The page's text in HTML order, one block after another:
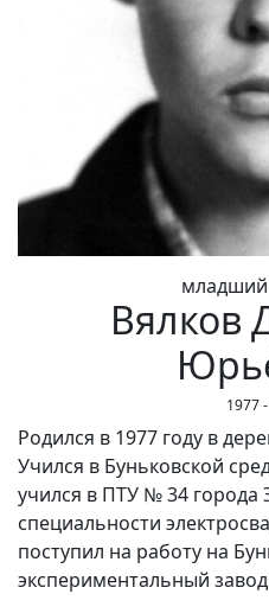
Вялков
1977
Родился в 1977 году в
Учился в Буньковской
учился в ПТУ № 34 города
специальности
поступил на работу на
экспериментальный